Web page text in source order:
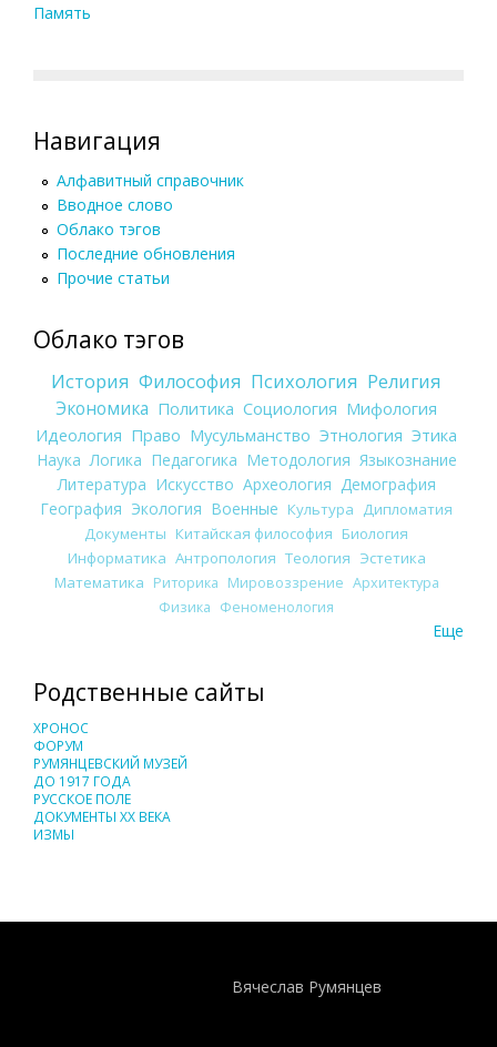
Память
Навигация
Алфавитный справочник
Вводное слово
Облако тэгов
Последние обновления
Прочие статьи
Облако тэгов
История Философия Психология Религия
Экономика Политика Социология Мифология
Идеология Право Мусульманство Этнология Этика
Наука Логика Педагогика Методология Языкознание
Литература Искусство Археология Демография
География Экология Военные Культура
Дипломатия
Документы Китайская философия Биология
Информатика Антропология Теология Эстетика
Математика Риторика Мировоззрение Архитектура
Физика Феноменология
Еще
Родственные сайты
ХРОНОС
ФОРУМ
РУМЯНЦЕВСКИЙ МУЗЕЙ
ДО 1917 ГОДА
РУССКОЕ ПОЛЕ
ДОКУМЕНТЫ XX ВЕКА
ИЗМЫ
Вячеслав Румянцев